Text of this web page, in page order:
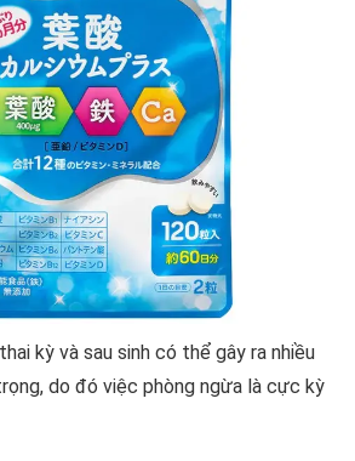
kỳ và sau sinh có thể gây ra nhiều
do đó việc phòng ngừa là cực kỳ